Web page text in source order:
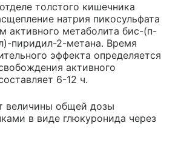
толстого кишечника
натрия пикосульфата
активного метаболита бис-(п-
пиридил-2-метана. Время
эффекта определяется
активного
6-12 ч.
величины общей дозы
в виде глюкуронида через